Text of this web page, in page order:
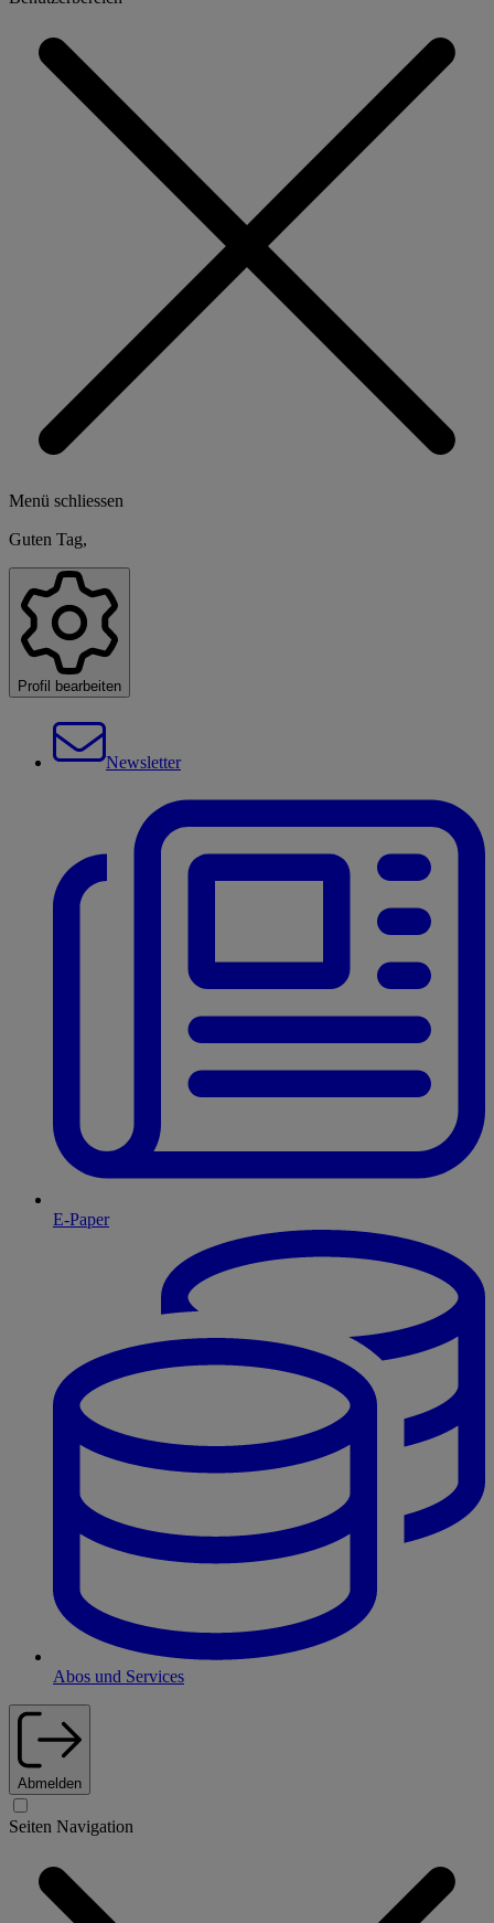
Menü schliessen
Guten Tag,
Profil bearbeiten
Newsletter
E-Paper
Abos und Services
Abmelden
Seiten Navigation